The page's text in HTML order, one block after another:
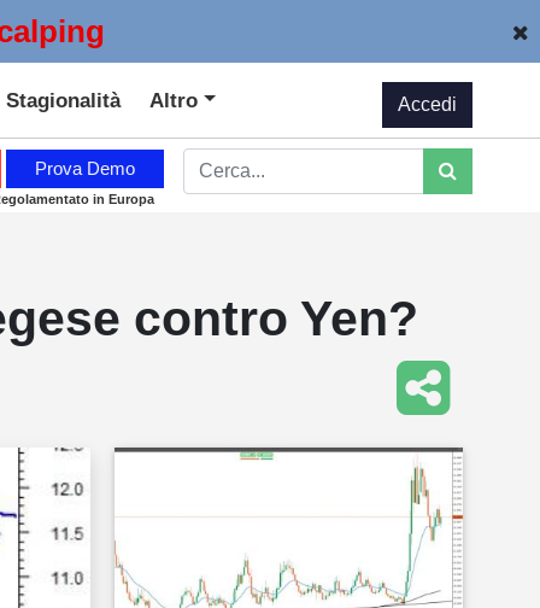
Stagionalità Altro Accedi
Prova Demo
in Europa
contro Yen?